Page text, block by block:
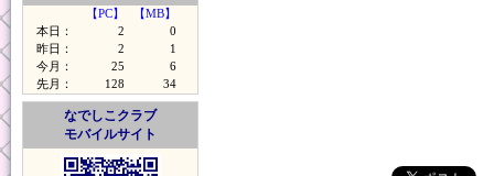
【PC】
【MB】
本日：
2
0
昨日：
2
1
今月：
25
6
先月：
128 34
なでしこクラブ
モバイルサイト